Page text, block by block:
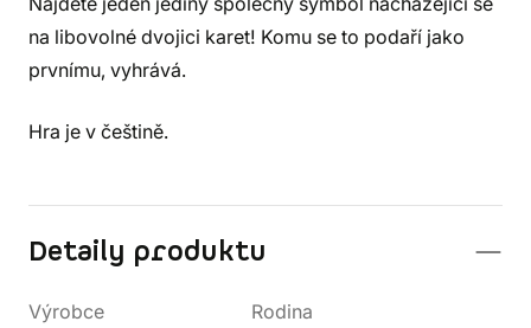
na libovolné dvojici karet! Komu se to podaří jako
prvnímu, vyhrává.
Hra je v češtině.
Detaily produktu
Výrobce
Rodina